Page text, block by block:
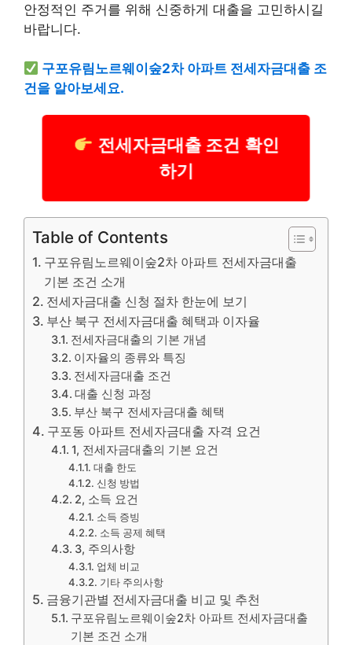
안정적인 주거를 위해 신중하게 대출을 고민하시길
바랍니다.
구포유림노르웨이숲2차 아파트 전세자금대출 조
건을 알아보세요.
전세자금대출 조건 확인
하기
Table of Contents
구포유림노르웨이숲2차 아파트 전세자금대출
기본 조건 소개
전세자금대출 신청 절차 한눈에 보기
부산 북구 전세자금대출 혜택과 이자율
전세자금대출의 기본 개념
이자율의 종류와 특징
전세자금대출 조건
대출 신청 과정
부산 북구 전세자금대출 혜택
구포동 아파트 전세자금대출 자격 요건
1, 전세자금대출의 기본 요건
대출 한도
신청 방법
2, 소득 요건
소득 증빙
소득 공제 혜택
3, 주의사항
업체 비교
기타 주의사항
금융기관별 전세자금대출 비교 및 추천
구포유림노르웨이숲2차 아파트 전세자금대출
기본 조건 소개